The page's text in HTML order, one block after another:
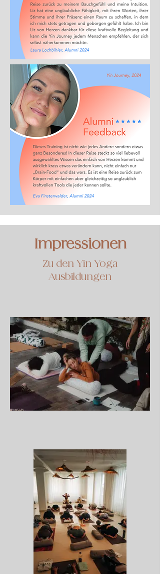
Impressionen
Zu den Yin Yoga
Ausbildungen